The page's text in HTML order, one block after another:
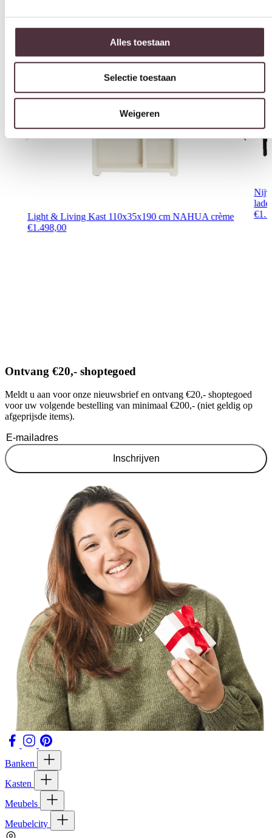
Selectie toestaan
Weigeren
Light & Living Kast 110x35x190 cm NAHUA crème
€1.498,00
€
Ontvang €20,- shoptegoed
Meldt u aan voor onze nieuwsbrief en ontvang €20,- shoptegoed
voor uw volgende bestelling van minimaal €200,- (niet geldig op
afgeprijsde items).
Inschrijven
Banken
Kasten
Meubels
Meubelcity